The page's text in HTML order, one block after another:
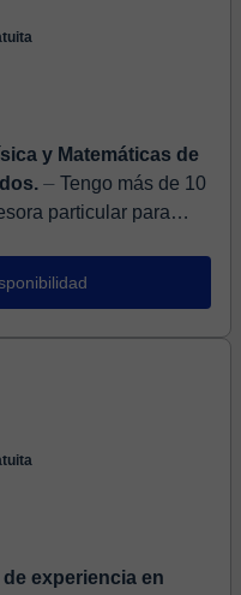
y Matemáticas de
⏤ Tengo más de 10
particular para
experiencia en